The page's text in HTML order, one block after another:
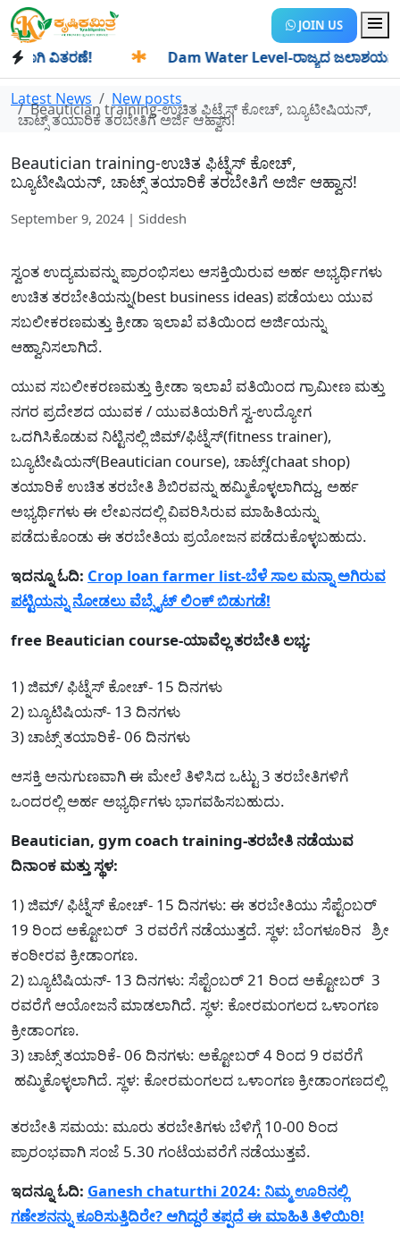
JOIN US
ವಿತರಣೆ! Dam Water Level-ರಾಜ್ಯದ ಜಲಾಶಯಗಳಿಗೆ
Latest News New posts
Beautician training-ಉಚಿತ ಫಿಟ್ನೆಸ್ ಕೋಚ್, ಬ್ಯೂಟೀಷಿಯನ್,
ಚಾಟ್ಸ್ ತಯಾರಿಕೆ ತರಬೇತಿಗೆ ಅರ್ಜಿ ಆಹ್ವಾನ!
Beautician training-ಉಚಿತ ಫಿಟ್ನೆಸ್ ಕೋಚ್,
ಬ್ಯೂಟೀಷಿಯನ್, ಚಾಟ್ಸ್ ತಯಾರಿಕೆ ತರಬೇತಿಗೆ ಅರ್ಜಿ ಆಹ್ವಾನ!
September 9, 2024 | Siddesh
ಸ್ವಂತ ಉದ್ಯಮವನ್ನು ಪ್ರಾರಂಭಿಸಲು ಆಸಕ್ತಿಯಿರುವ ಅರ್ಹ ಅಭ್ಯರ್ಥಿಗಳು
ಉಚಿತ ತರಬೇತಿಯನ್ನು(best business ideas) ಪಡೆಯಲು ಯುವ
ಸಬಲೀಕರಣಮತ್ತು ಕ್ರೀಡಾ ಇಲಾಖೆ ವತಿಯಿಂದ ಅರ್ಜಿಯನ್ನು
ಆಹ್ವಾನಿಸಲಾಗಿದೆ.
ಯುವ ಸಬಲೀಕರಣಮತ್ತು ಕ್ರೀಡಾ ಇಲಾಖೆ ವತಿಯಿಂದ ಗ್ರಾಮೀಣ ಮತ್ತು
ನಗರ ಪ್ರದೇಶದ ಯುವಕ / ಯುವತಿಯರಿಗೆ ಸ್ವ-ಉದ್ಯೋಗ
ಒದಗಿಸಿಕೊಡುವ ನಿಟ್ಟಿನಲ್ಲಿ ಜಿಮ್/ಫಿಟ್ನೆಸ್(fitness trainer),
ಬ್ಯೂಟೀಷಿಯನ್(Beautician course), ಚಾಟ್ಸ್(chaat shop)
ತಯಾರಿಕೆ ಉಚಿತ ತರಬೇತಿ ಶಿಬಿರವನ್ನು ಹಮ್ಮಿಕೊಳ್ಳಲಾಗಿದ್ದು, ಅರ್ಹ
ಅಭ್ಯರ್ಥಿಗಳು ಈ ಲೇಖನದಲ್ಲಿ ವಿವರಿಸಿರುವ ಮಾಹಿತಿಯನ್ನು
ಪಡೆದುಕೊಂಡು ಈ ತರಬೇತಿಯ ಪ್ರಯೋಜನ ಪಡೆದುಕೊಳ್ಳಬಹುದು.
ಇದನ್ನೂ ಓದಿ: Crop loan farmer list-ಬೆಳೆ ಸಾಲ ಮನ್ನಾ ಅಗಿರುವ
ಪಟ್ಟಿಯನ್ನು ನೋಡಲು ವೆಬ್ಸೈಟ್ ಲಿಂಕ್ ಬಿಡುಗಡೆ!
free Beautician course-ಯಾವೆಲ್ಲ ತರಬೇತಿ ಲಭ್ಯ:
1) ಜಿಮ್/ ಫಿಟ್ನೆಸ್ ಕೋಚ್- 15 ದಿನಗಳು
2) ಬ್ಯೂಟಿಷಿಯನ್- 13 ದಿನಗಳು
3) ಚಾಟ್ಸ್ ತಯಾರಿಕೆ- 06 ದಿನಗಳು
ಆಸಕ್ತಿ ಅನುಗುಣವಾಗಿ ಈ ಮೇಲೆ ತಿಳಿಸಿದ ಒಟ್ಟು 3 ತರಬೇತಿಗಳಿಗೆ
ಒಂದರಲ್ಲಿ ಅರ್ಹ ಅಭ್ಯರ್ಥಿಗಳು ಭಾಗವಹಿಸಬಹುದು.
Beautician, gym coach training-ತರಬೇತಿ ನಡೆಯುವ
ದಿನಾಂಕ ಮತ್ತು ಸ್ಥಳ:
1) ಜಿಮ್/ ಫಿಟ್ನೆಸ್ ಕೋಚ್- 15 ದಿನಗಳು: ಈ ತರಬೇತಿಯು ಸೆಪ್ಟೆಂಬರ್
19 ರಿಂದ ಅಕ್ಟೋಬರ್ 3 ರವರೆಗೆ ನಡೆಯುತ್ತದೆ. ಸ್ಥಳ: ಬೆಂಗಳೂರಿನ ಶ್ರೀ
ಕಂಠೀರವ ಕ್ರೀಡಾಂಗಣ.
2) ಬ್ಯೂಟಿಷಿಯನ್- 13 ದಿನಗಳು: ಸೆಪ್ಟೆಂಬರ್ 21 ರಿಂದ ಅಕ್ಟೋಬರ್ 3
ರವರೆಗೆ ಆಯೋಜನೆ ಮಾಡಲಾಗಿದೆ. ಸ್ಥಳ: ಕೋರಮಂಗಲದ ಒಳಾಂಗಣ
ಕ್ರೀಡಾಂಗಣ.
3) ಚಾಟ್ಸ್ ತಯಾರಿಕೆ- 06 ದಿನಗಳು: ಅಕ್ಟೋಬರ್ 4 ರಿಂದ 9 ರವರೆಗೆ
ಹಮ್ಮಿಕೊಳ್ಳಲಾಗಿದೆ. ಸ್ಥಳ: ಕೋರಮಂಗಲದ ಒಳಾಂಗಣ ಕ್ರೀಡಾಂಗಣದಲ್ಲಿ
ತರಬೇತಿ ಸಮಯ: ಮೂರು ತರಬೇತಿಗಳು ಬೆಳಿಗ್ಗೆ 10-00 ರಿಂದ
ಪ್ರಾರಂಭವಾಗಿ ಸಂಜೆ 5.30 ಗಂಟೆಯವರೆಗೆ ನಡೆಯುತ್ತವೆ.
ಇದನ್ನೂ ಓದಿ: Ganesh chaturthi 2024: ನಿಮ್ಮ ಊರಿನಲ್ಲಿ
ಗಣೇಶನನ್ನು ಕೂರಿಸುತ್ತಿದಿರೇ? ಆಗಿದ್ದರೆ ತಪ್ಪದೆ ಈ ಮಾಹಿತಿ ತಿಳಿಯಿರಿ!